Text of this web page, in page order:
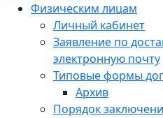
Физическим лицам
Личный кабинет
Заявление по
электронную почту
Типовые формы
Архив
Порядок